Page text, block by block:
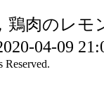
肉のレモ
04-09